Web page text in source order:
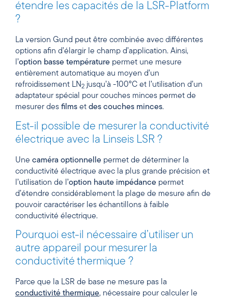
étendre les capacités de la LSR-Platform
?
La version Gund peut être combinée avec différentes
options afin d’élargir le champ d’application. Ainsi,
l’option basse température permet une mesure
entièrement automatique au moyen d’un
refroidissement LN2 jusqu’à -100°C et l’utilisation d’un
adaptateur spécial pour couches minces permet de
mesurer des films et des couches minces.
Est-il possible de mesurer la conductivité
électrique avec la Linseis LSR ?
Une caméra optionnelle permet de déterminer la
conductivité électrique avec la plus grande précision et
l’utilisation de l’option haute impédance permet
d’étendre considérablement la plage de mesure afin de
pouvoir caractériser les échantillons à faible
conductivité électrique.
Pourquoi est-il nécessaire d’utiliser un
autre appareil pour mesurer la
conductivité thermique ?
Parce que la LSR de base ne mesure pas la
conductivité thermique, nécessaire pour calculer le